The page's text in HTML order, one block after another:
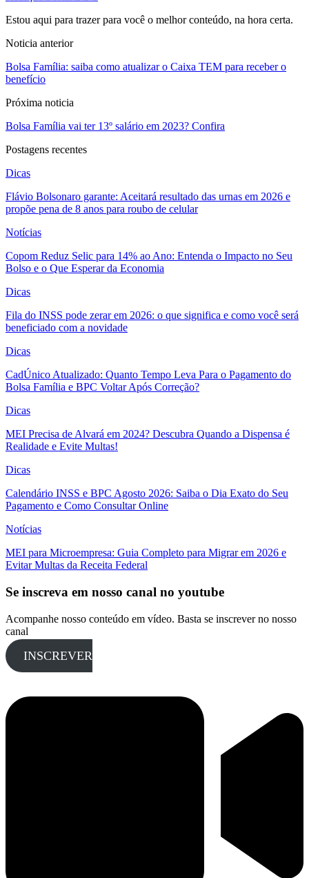
Estou aqui para trazer para você o melhor conteúdo, na hora certa.
Noticia anterior
Bolsa Família: saiba como atualizar o Caixa TEM para receber o
benefício
Próxima noticia
Bolsa Família vai ter 13º salário em 2023? Confira
Postagens recentes
Dicas
Flávio Bolsonaro garante: Aceitará resultado das urnas em 2026 e
propõe pena de 8 anos para roubo de celular
Notícias
Copom Reduz Selic para 14% ao Ano: Entenda o Impacto no Seu
Bolso e o Que Esperar da Economia
Dicas
Fila do INSS pode zerar em 2026: o que significa e como você será
beneficiado com a novidade
Dicas
CadÚnico Atualizado: Quanto Tempo Leva Para o Pagamento do
Bolsa Família e BPC Voltar Após Correção?
Dicas
MEI Precisa de Alvará em 2024? Descubra Quando a Dispensa é
Realidade e Evite Multas!
Dicas
Calendário INSS e BPC Agosto 2026: Saiba o Dia Exato do Seu
Pagamento e Como Consultar Online
Notícias
MEI para Microempresa: Guia Completo para Migrar em 2026 e
Evitar Multas da Receita Federal
Se inscreva em nosso canal no youtube
Acompanhe nosso conteúdo em vídeo. Basta se inscrever no nosso
canal
INSCREVER